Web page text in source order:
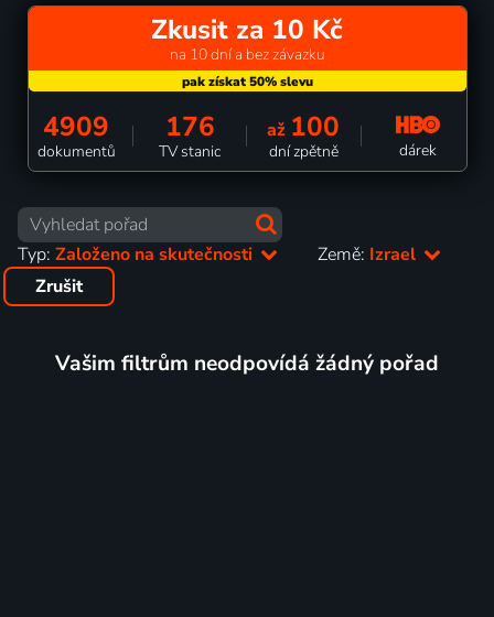
Zkusit za 10 Kč
na 10 dní a bez závazku
4909
dokumentů
176
TV stanic
až 100
dní zpětně dárek
Typ: Založeno na skutečnosti Země: Izrael
Zrušit
Vašim filtrům neodpovídá žádný pořad